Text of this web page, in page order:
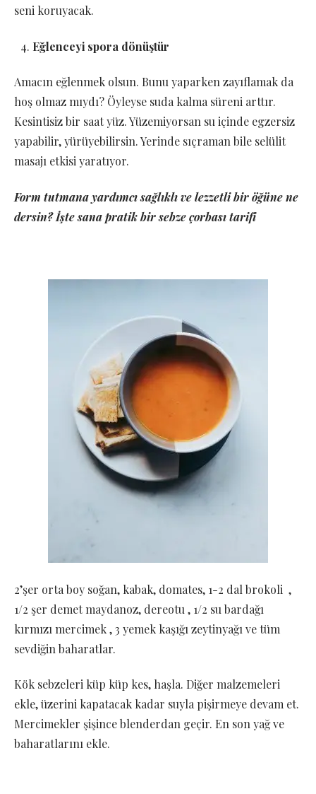
seni koruyacak.
Eğlenceyi spora dönüştür
Amacın eğlenmek olsun. Bunu yaparken zayıflamak da
hoş olmaz mıydı? Öyleyse suda kalma süreni arttır.
Kesintisiz bir saat yüz. Yüzemiyorsan su içinde egzersiz
yapabilir, yürüyebilirsin. Yerinde sıçraman bile selülit
masajı etkisi yaratıyor.
Form tutmana yardımcı sağlıklı ve lezzetli bir öğüne ne
dersin? İşte sana pratik bir sebze çorbası tarifi
2’şer orta boy soğan, kabak, domates, 1-2 dal brokoli ,
1/2 şer demet maydanoz, dereotu , 1/2 su bardağı
kırmızı mercimek , 3 yemek kaşığı zeytinyağı ve tüm
sevdiğin baharatlar.
Kök sebzeleri küp küp kes, haşla. Diğer malzemeleri
ekle, üzerini kapatacak kadar suyla pişirmeye devam et.
Mercimekler şişince blenderdan geçir. En son yağ ve
baharatlarını ekle.